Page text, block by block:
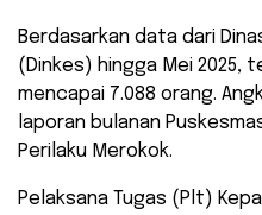
Berdasarkan data dari
(Dinkes) hingga Mei
mencapai 7.088 orang.
laporan bulanan
Perilaku Merokok.
Pelaksana Tugas (Plt)